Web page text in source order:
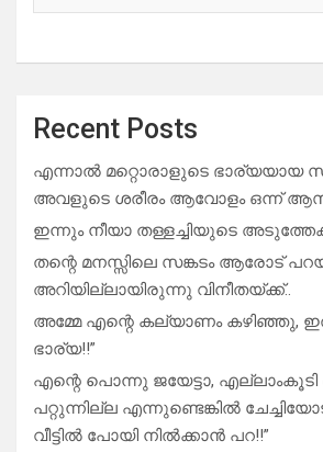
Recent Posts
എന്നാൽ മറ്റൊരാളുടെ ഭാര്യയായ
അവളുടെ ശരീരം ആവോളം ഒന്ന്
ഇന്നും നീയാ തള്ളച്ചിയുടെ
തന്റെ മനസ്സിലെ സങ്കടം ആരോട്
അറിയില്ലായിരുന്നു വിനീതയ്ക്ക്..
അമ്മേ എന്റെ കല്യാണം കഴിഞ്ഞു,
ഭാര്യ!!”
എന്റെ പൊന്നു ജയേട്ടാ, എല്ലാംകൂടി
പറ്റുന്നില്ല എന്നുണ്ടെങ്കിൽ
വീട്ടിൽ പോയി നിൽക്കാൻ പറ!!”